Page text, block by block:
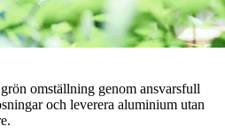
omställning genom ansvarsfull
och leverera aluminium utan